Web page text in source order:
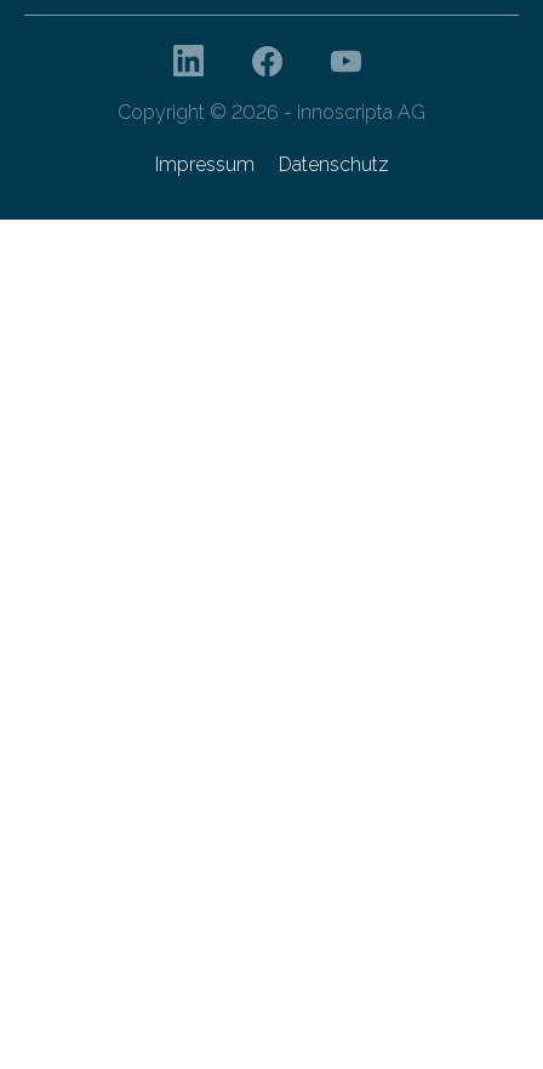
Copyright © 2026 - innoscripta AG
Impressum Datenschutz